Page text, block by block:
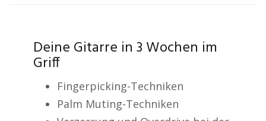
Deine Gitarre in 3 Wochen im
Griff
Fingerpicking-Techniken
Palm Muting-Techniken